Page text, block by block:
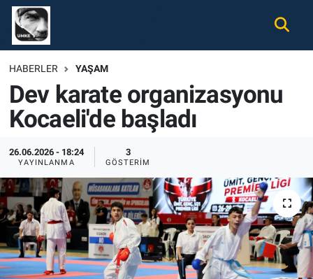
HABERLER YAŞAM
Dev karate organizasyonu
Kocaeli'de başladı
26.06.2026 - 18:24
YAYINLANMA
3
GÖSTERIM
Gündem
Ekonomi
Spor
Magazin
Tüm Haberler
İletişim
Künye
Nöbetçi Eczaneler
Hava Durumu
Namaz Vakitleri
Trafik Durumu
Süper Lig Puan Durumu ve Fikstür
Tüm Manşetler
Son Dakika Haberleri